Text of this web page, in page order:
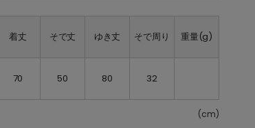
着丈 そで丈 ゆき丈 そで周り 重量(g)
70 50 80 32
(cm)